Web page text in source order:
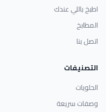
اطبخ باللي عندك
المطابخ
اتصل بنا
التصنيفات
الحلويات
وصفات سريعة